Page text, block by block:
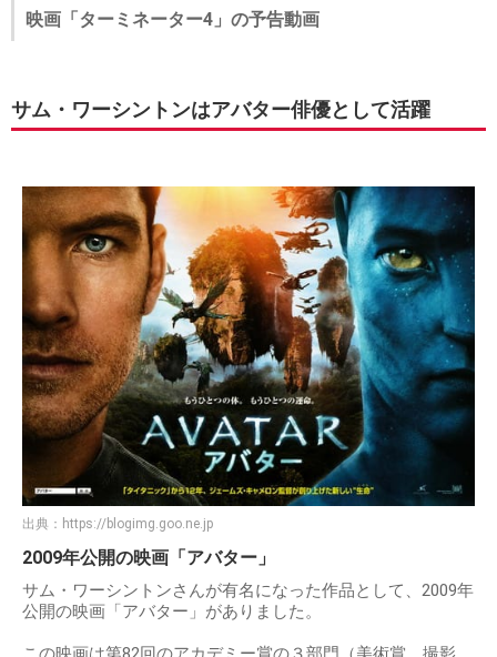
映画「ターミネーター4」の予告動画
サム・ワーシントンはアバター俳優として活躍
出典： https://blogimg.goo.ne.jp
2009年公開の映画「アバター」
サム・ワーシントンさんが有名になった作品として、2009年
公開の映画「アバター」がありました。